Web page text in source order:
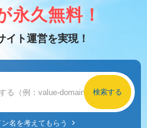
facebook
x
サポート
永久無料！
イト運営を実現！
名を考えてもらう